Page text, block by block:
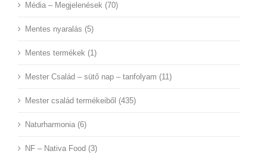
Média – Megjelenések (70)
Mentes nyaralás (5)
Mentes termékek (1)
Mester Család – sütő nap – tanfolyam (11)
Mester család termékeiből (435)
Naturharmonia (6)
NF – Nativa Food (3)